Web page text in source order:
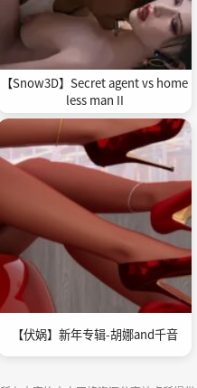
【Snow3D】Secret agent vs home
less man II
【伏娲】新年专辑-胡娜and千音